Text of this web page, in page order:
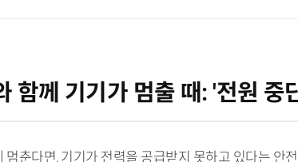
함께 기기가 멈출 때: '전원 중
춘다면, 기기가 전력을 공급받지 못하고 있다는 안